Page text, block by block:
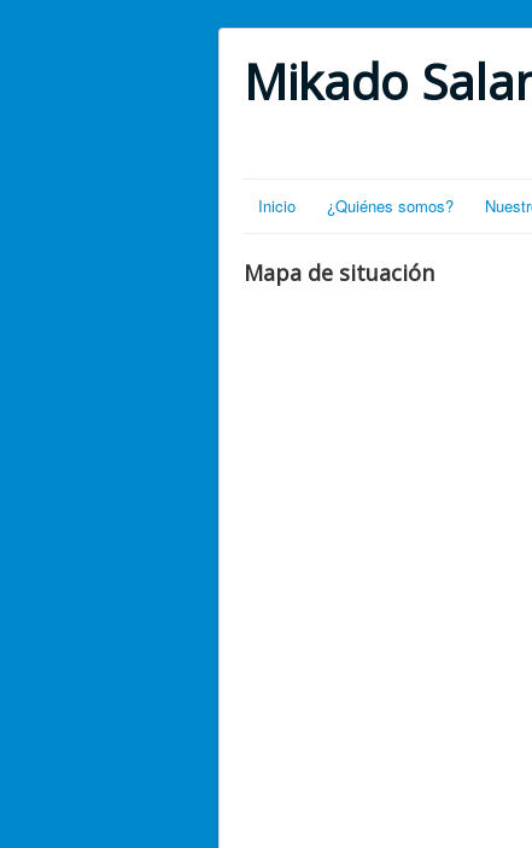
Mikado
Inicio ¿Quiénes somos?
Mapa de situación